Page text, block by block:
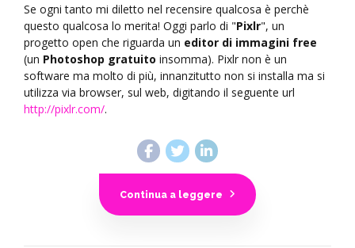
Se ogni tanto mi diletto nel recensire qualcosa è perchè
questo qualcosa lo merita! Oggi parlo di "Pixlr", un
progetto open che riguarda un editor di immagini free
(un Photoshop gratuito insomma). Pixlr non è un
software ma molto di più, innanzitutto non si installa ma si
utilizza via browser, sul web, digitando il seguente url
http://pixlr.com/.
Continua a leggere